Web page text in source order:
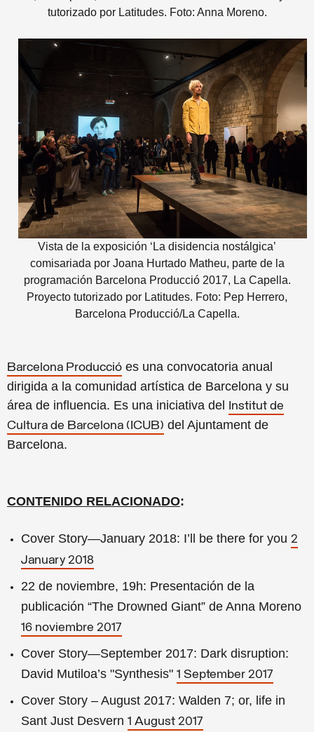
tutorizado por Latitudes. Foto: Anna Moreno.
Vista de la exposición ‘La disidencia nostálgica’
comisariada por Joana Hurtado Matheu, parte de la
programación Barcelona Producció 2017, La Capella.
Proyecto tutorizado por Latitudes. Foto: Pep Herrero,
Barcelona Producció/La Capella.
Barcelona Producció es una convocatoria anual
dirigida a la comunidad artística de Barcelona y su
área de influencia. Es una iniciativa del Institut de
Cultura de Barcelona (ICUB) del Ajuntament de
Barcelona.
CONTENIDO RELACIONADO:
Cover Story—January 2018: I’ll be there for you 2
January 2018
22 de noviembre, 19h: Presentación de la
publicación “The Drowned Giant” de Anna Moreno
16 noviembre 2017
Cover Story—September 2017: Dark disruption:
David Mutiloa’s "Synthesis" 1 September 2017
Cover Story – August 2017: Walden 7; or, life in
Sant Just Desvern 1 August 2017